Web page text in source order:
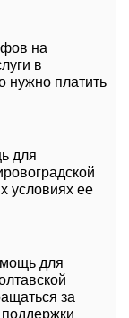
на
в
нужно платить
для
условиях ее
для
за